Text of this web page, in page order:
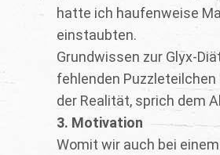
hatte ich haufenweise
einstaubten.
Grundwissen zur Glyx-
fehlenden
der Realität, sprich dem
3. Motivation
Womit wir auch bei